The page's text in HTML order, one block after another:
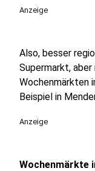
Anzeige
Also, besser
Supermarkt,
Wochenmärkten
Beispiel in
Anzeige
Wochenmärkte